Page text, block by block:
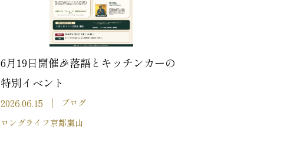
6月19日開催🎉落語とキッチンカーの
特別イベント
2026.06.15
ブログ
ロングライフ京都嵐山